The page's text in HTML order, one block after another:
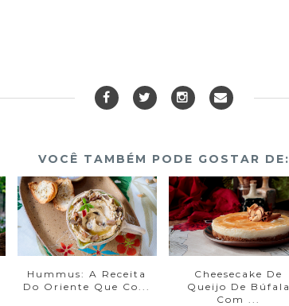
VOCÊ TAMBÉM PODE GOSTAR DE:
Hummus: A Receita
Do Oriente Que Co...
Cheesecake De
Queijo De Búfala
Com ...